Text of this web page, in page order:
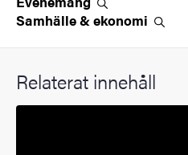
Samhälle &ekonomi
Relaterat innehåll